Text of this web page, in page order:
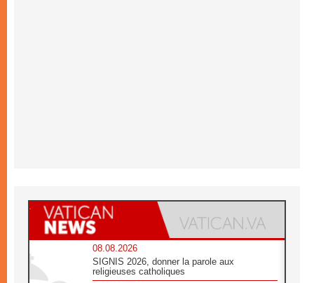
08.08.2026
SIGNIS 2026, donner la parole aux
religieuses catholiques